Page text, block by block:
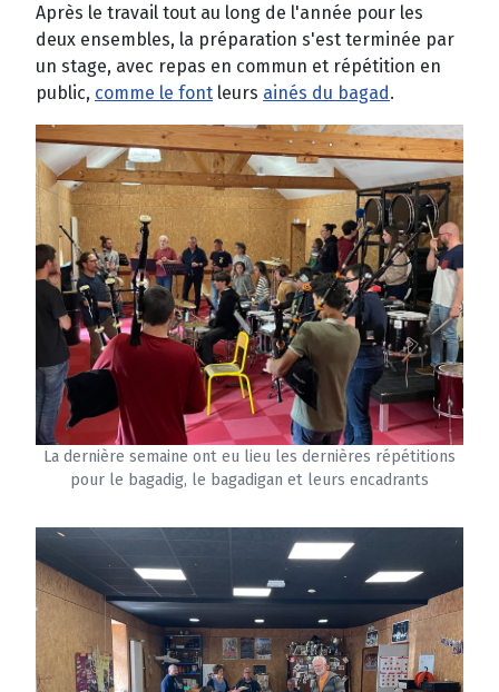
Après le travail tout au long de l'année pour les
deux ensembles, la préparation s'est terminée par
un stage, avec repas en commun et répétition en
public, comme le font leurs ainés du bagad.
La dernière semaine ont eu lieu les dernières répétitions
pour le bagadig, le bagadigan et leurs encadrants